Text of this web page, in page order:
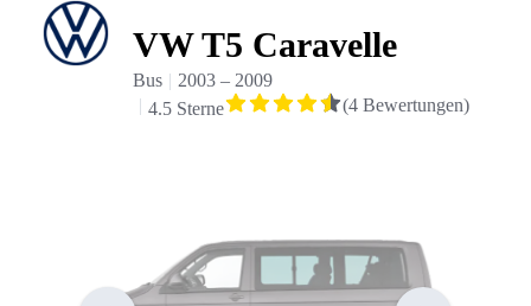
VW T5 Caravelle
Bus 2003– 2009
4.5 Sterne
(4 Bewertungen)